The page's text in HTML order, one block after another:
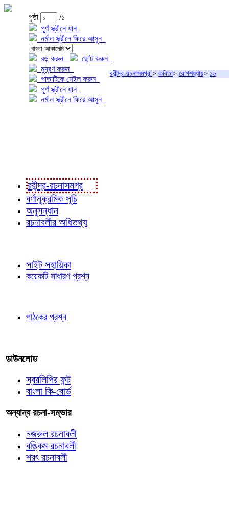
পৃষ্ঠা
/১
পূর্ণ স্ক্রীনে যান
নর্মাল স্ক্রীনে ফিরে আসুন
বড় করুন
ছোট করুন
মুদ্রণ করুন
পাতাটিকে মেইল করুন
পূর্ণ স্ক্রীনে যান
নর্মাল স্ক্রীনে ফিরে আসুন
রবীন্দ্র-রচনাসমগ্র > কবিতা> রোগশয্যায়> ১৬
রবীন্দ্র-রচনাসমগ্র
বর্ণানুক্রমিক সূচি
অনুসন্ধান
রচনাবলীর অধিতথ্য
সাইট সহায়িকা
কয়েকটি সাধারণ প্রশ্ন
পাঠকের প্রশ্ন
ডাউনলোড
স্বরলিপির ফন্ট
বাংলা কি-বোর্ড
অন্যান্য রচনা-সম্ভার
নজরুল রচনাবলী
বঙ্কিম রচনাবলী
শরৎ রচনাবলী